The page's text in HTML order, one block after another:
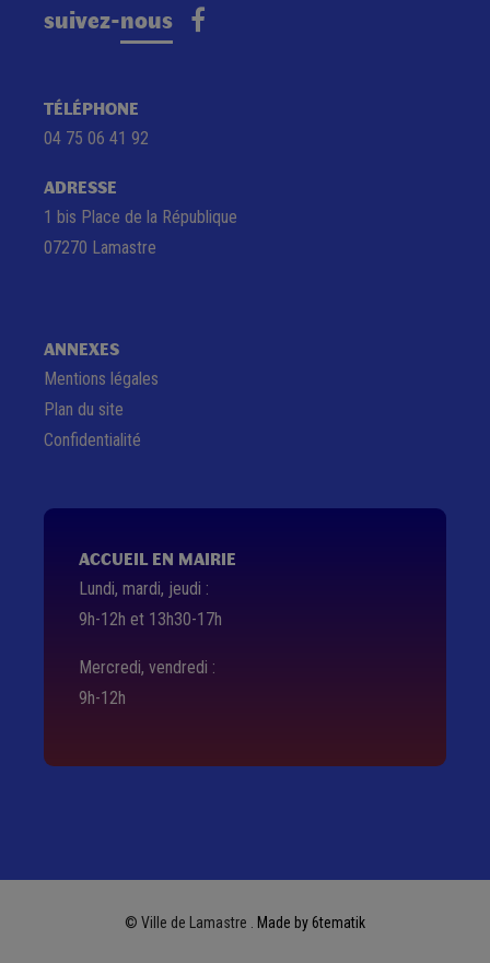
suivez-nous
TÉLÉPHONE
04 75 06 41 92
ADRESSE
1 bis Place de la République
07270 Lamastre
ANNEXES
Mentions légales
Plan du site
Confidentialité
ACCUEIL EN MAIRIE
Lundi, mardi, jeudi :
9h-12h et 13h30-17h
Mercredi, vendredi :
9h-12h
© Ville de Lamastre . Made by 6tematik